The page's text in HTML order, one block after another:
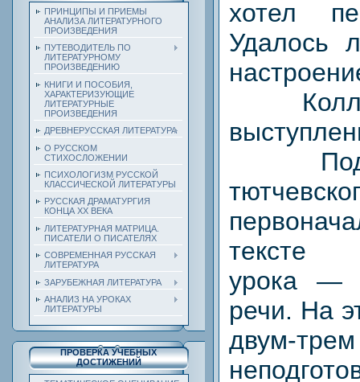
ПРИНЦИПЫ И ПРИЕМЫ
АНАЛИЗА ЛИТЕРАТУРНОГО
ПРОИЗВЕДЕНИЯ
ПУТЕВОДИТЕЛЬ ПО
ЛИТЕРАТУРНОМУ
ПРОИЗВЕДЕНИЮ
КНИГИ И ПОСОБИЯ,
ХАРАКТЕРИЗУЮЩИЕ
ЛИТЕРАТУРНЫЕ
ПРОИЗВЕДЕНИЯ
ДРЕВНЕРУССКАЯ ЛИТЕРАТУРА
О РУССКОМ
СТИХОСЛОЖЕНИИ
ПСИХОЛОГИЗМ РУССКОЙ
КЛАССИЧЕСКОЙ ЛИТЕРАТУРЫ
РУССКАЯ ДРАМАТУРГИЯ
КОНЦА ХХ ВЕКА
ЛИТЕРАТУРНАЯ МАТРИЦА.
ПИСАТЕЛИ О ПИСАТЕЛЯХ
СОВРЕМЕННАЯ РУССКАЯ
ЛИТЕРАТУРА
ЗАРУБЕЖНАЯ ЛИТЕРАТУРА
АНАЛИЗ НА УРОКАХ
ЛИТЕРАТУРЫ
ПРОВЕРКА УЧЕБНЫХ
ДОСТИЖЕНИЙ
хотел
Удалось
тексте
урока —
речи. На
двум-трем